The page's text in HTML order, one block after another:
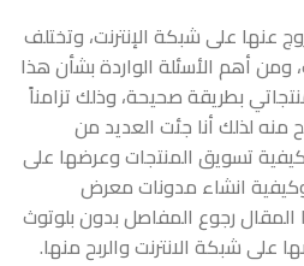
عنها على شبكة الإنترنت، وتختلف
ومن أهم الأسئلة الواردة بشأن هذا
بطريقة صحيحة، وذلك تزامناً
منه لذلك أنا جئت العديد من
تسويق المنتجات وعرضها على
انشاء مدونات معرض
رجوع المفاصل بدون بلوتوث
على شبكة الانترنت والربح منها.